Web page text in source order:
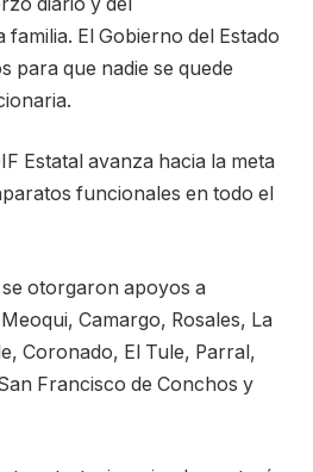
El Gobierno del Estado
para que nadie se quede
Estatal avanza hacia la meta
funcionales en todo el
otorgaron apoyos a
Camargo, Rosales, La
Coronado, El Tule, Parral,
Francisco de Conchos y